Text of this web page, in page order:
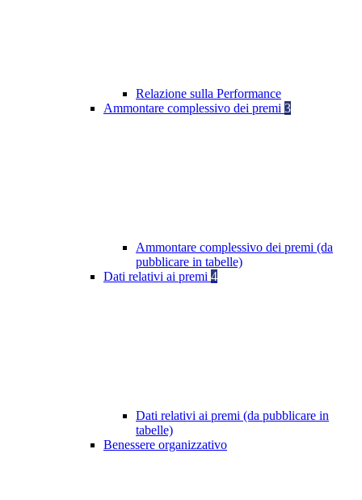
Relazione sulla Performance
Ammontare complessivo dei premi 3
Ammontare complessivo dei premi (da
pubblicare in tabelle)
Dati relativi ai premi 4
Dati relativi ai premi (da pubblicare in
tabelle)
Benessere organizzativo